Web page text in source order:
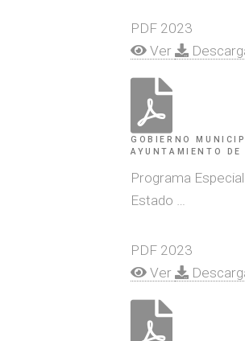
PDF 2023
Ver
GOBIERNO
AYUNTAMIENTO DE
Programa
Estado …
PDF 2023
Ver